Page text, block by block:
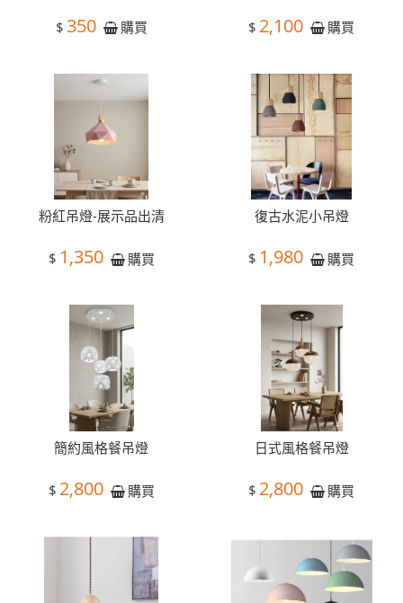
$ 350 購買 $ 2,100 購買
粉紅吊燈-展示品出清
$ 1,350 購買
復古水泥小吊燈
$ 1,980 購買
簡約風格餐吊燈
$ 2,800 購買
日式風格餐吊燈
$ 2,800 購買